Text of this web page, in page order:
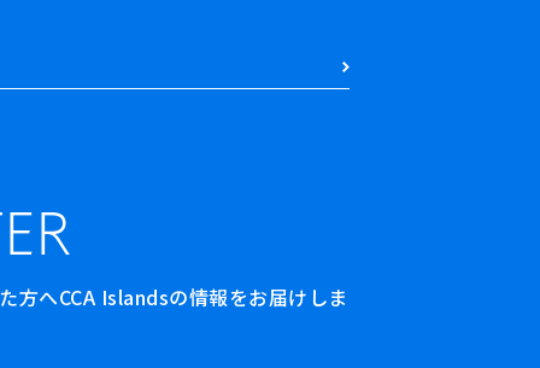
方へCCA Islandsの情報をお届けしま